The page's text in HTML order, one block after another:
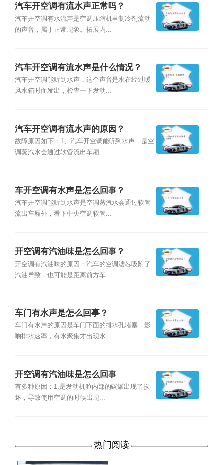
汽车开空调有流水声正常吗？
汽车开空调有水流声是空调压缩机里制冷剂流动
的声音，属于正常现象。拓展内...
汽车开空调有流水声是什么情况？
汽车开空调能听到水声，这个声音是水在经过暖
风水箱时而发出，检查一下发动...
汽车开空调有流水声的原因？
故障原因如下：1、汽车开空调能听到水声，是空
调蒸汽水会通过软管流出车厢...
车开空调有水声是怎么回事？
汽车开空调能听到水声是空调蒸汽水会通过软管
流出车厢外，看下中央空调软管...
开空调有汽油味是怎么回事？
开空调有汽油味的原因：汽车的空调滤芯吸附了
汽油导致，也可能是距离前方车...
车门有水声是怎么回事？
车门有水声的原因是车门下面的排水孔堵塞，影
响排水速率，有水聚集才出现水...
开空调有汽油味是怎么回事
有多种原因：1.是发动机舱内部的碳罐出现了损
坏，导致使用空调的时候出现...
热门阅读